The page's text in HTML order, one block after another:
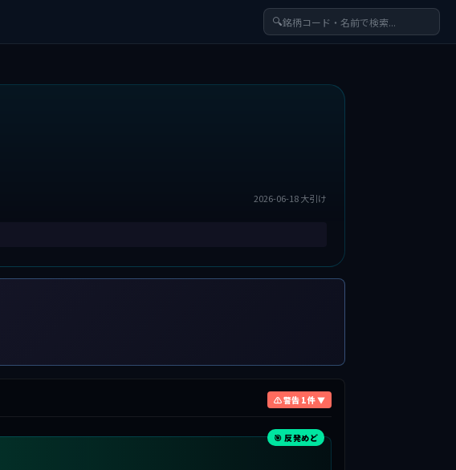
🔍
2026-06-18 大引け
⚠ 警告 1 件 ▼
🎯 反発めど